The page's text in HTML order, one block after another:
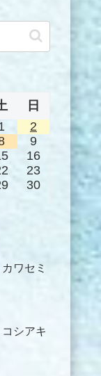
日
2
9
16
23
30
ワセミ
シアキ